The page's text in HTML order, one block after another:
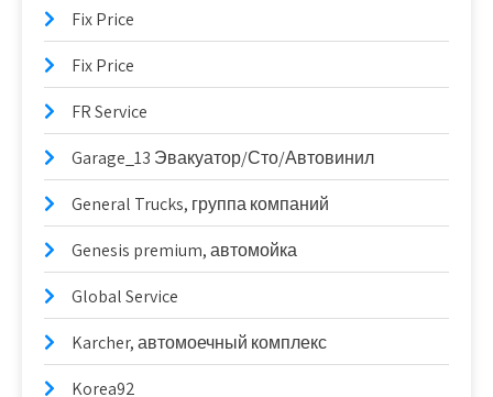
Fix Price
Fix Price
FR Service
Garage_13 Эвакуатор/Сто/Автовинил
General Trucks, группа компаний
Genesis premium, автомойка
Global Service
Karcher, автомоечный комплекс
Korea92